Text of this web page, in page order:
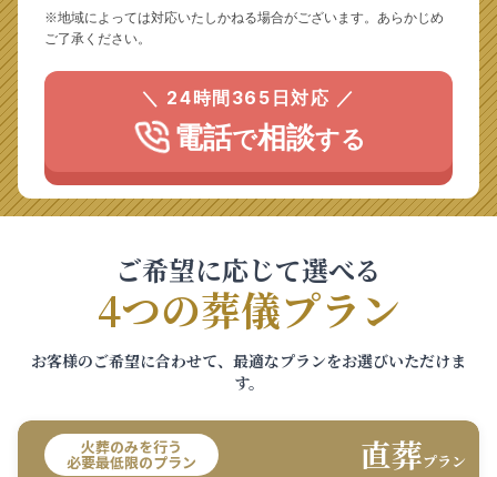
※地域によっては対応いたしかねる場合がございます。あらかじめ
ご了承ください。
＼ 24時間365日対応 ／
電話で相談する
ご希望に応じて選べる
4つの葬儀プラン
お客様のご希望に合わせて、最適なプランをお選びいただけま
す。
火葬のみを行う
必要最低限のプラン 直葬プラン